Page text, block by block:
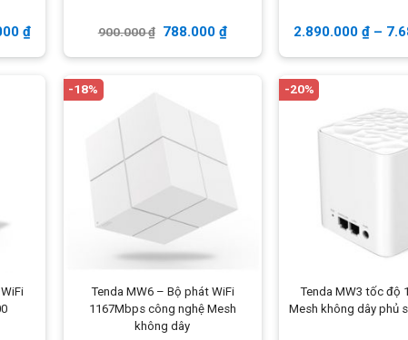
₫ 900.000₫ 788.000 ₫ 2.890.000₫ –
-18%
Tenda MW6 – Bộ phát WiFi
1167Mbps công nghệ Mesh
không dây
-20%
Tenda MW3 tốc độ
Mesh không dây phủ